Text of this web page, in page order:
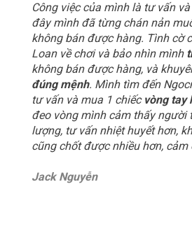
Công việc của mình là tư vấn
đây mình đã từng chán nản
không bán được hàng. Tình cờ
Loan về chơi và bảo nhìn mình
không bán được hàng, và
đúng mệnh. Mình tìm đến
tư vấn và mua 1 chiếc vòng tay
đeo vòng mình cảm thấy người
lượng, tư vấn nhiệt huyết hơn,
cũng chốt được nhiều hơn, cảm
Jack Nguyễn